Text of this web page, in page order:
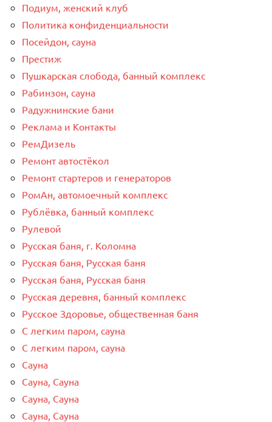
Подиум, женский клуб
Политика конфиденциальности
Посейдон, сауна
Престиж
Пушкарская слобода, банный комплекс
Рабинзон, сауна
Радужнинские бани
Реклама и Контакты
РемДизель
Ремонт автостёкол
Ремонт стартеров и генераторов
РомАн, автомоечный комплекс
Рублёвка, банный комплекс
Рулевой
Русская баня, г. Коломна
Русская баня, Русская баня
Русская баня, Русская баня
Русская деревня, банный комплекс
Русское Здоровье, общественная баня
С легким паром, сауна
С легким паром, сауна
Сауна
Сауна, Сауна
Сауна, Сауна
Сауна, Сауна